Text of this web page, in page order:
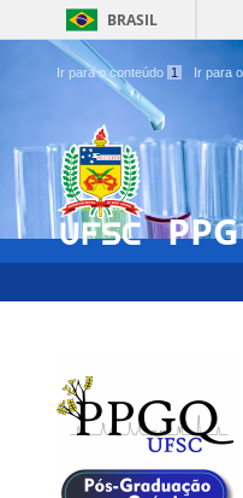
BRASIL
Ir para o conteúdo 1 Ir para